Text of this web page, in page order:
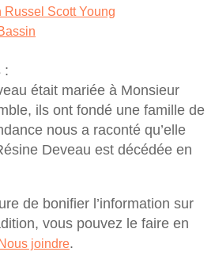
Russel Scott Young
:
était mariée à Monsieur
ils ont fondé une famille de
nous a raconté qu’elle
Deveau est décédée en
de bonifier l’information sur
vous pouvez le faire en
Nous joindre.